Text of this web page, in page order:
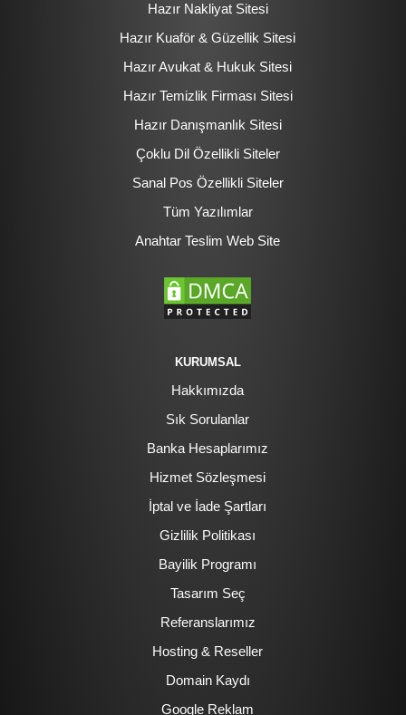
Hazır Nakliyat Sitesi
Hazır Kuaför & Güzellik Sitesi
Hazır Avukat & Hukuk Sitesi
Hazır Temizlik Firması Sitesi
Hazır Danışmanlık Sitesi
Çoklu Dil Özellikli Siteler
Sanal Pos Özellikli Siteler
Tüm Yazılımlar
Anahtar Teslim Web Site
KURUMSAL
Hakkımızda
Sık Sorulanlar
Banka Hesaplarımız
Hizmet Sözleşmesi
İptal ve İade Şartları
Gizlilik Politikası
Bayilik Programı
Tasarım Seç
Referanslarımız
Hosting & Reseller
Domain Kaydı
Google Reklam